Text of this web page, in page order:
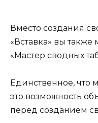
Вместо создания
«Вставка» вы также
«Мастер сводных
Единственное, что
это возможность
перед созданием